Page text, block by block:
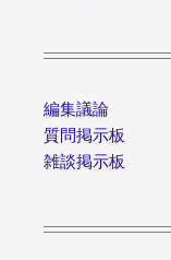
編集議論
質問掲示板
雑談掲示板